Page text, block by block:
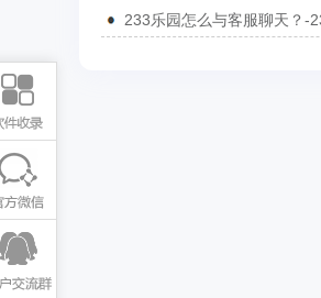
233乐园怎么与客服聊天？-